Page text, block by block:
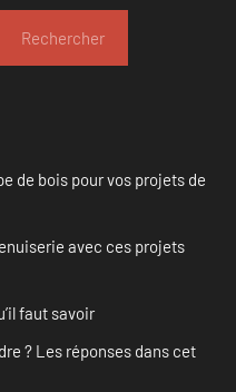
Rechercher
de bois pour vos projets de
avec ces projets
faut savoir
? Les réponses dans cet